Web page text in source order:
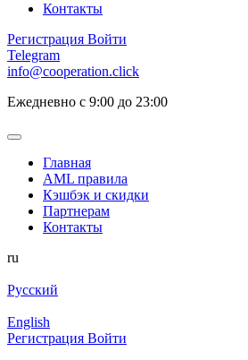
Контакты
Регистрация Войти
Telegram
info@cooperation.click
Ежедневно с 9:00 до 23:00
Главная
AML правила
Кэшбэк и cкидки
Партнерам
Контакты
ru
Русский
English
Регистрация Войти